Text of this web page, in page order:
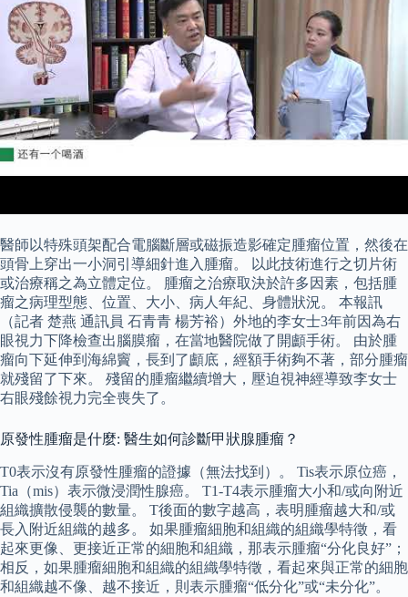
醫師以特殊頭架配合電腦斷層或磁振造影確定腫瘤位置，然後在
頭骨上穿出一小洞引導細針進入腫瘤。 以此技術進行之切片術
或治療稱之為立體定位。 腫瘤之治療取決於許多因素，包括腫
瘤之病理型態、位置、大小、病人年紀、身體狀況。 本報訊
（記者 楚燕 通訊員 石青青 楊芳裕）外地的李女士3年前因為右
眼視力下降檢查出腦膜瘤，在當地醫院做了開顱手術。 由於腫
瘤向下延伸到海綿竇，長到了顱底，經額手術夠不著，部分腫瘤
就殘留了下來。 殘留的腫瘤繼續增大，壓迫視神經導致李女士
右眼殘餘視力完全喪失了。
原發性腫瘤是什麼: 醫生如何診斷甲狀腺腫瘤？
T0表示沒有原發性腫瘤的證據（無法找到）。 Tis表示原位癌，
Tia（mis）表示微浸潤性腺癌。 T1-T4表示腫瘤大小和/或向附近
組織擴散侵襲的數量。 T後面的數字越高，表明腫瘤越大和/或
長入附近組織的越多。 如果腫瘤細胞和組織的組織學特徵，看
起來更像、更接近正常的細胞和組織，那表示腫瘤“分化良好”；
相反，如果腫瘤細胞和組織的組織學特徵，看起來與正常的細胞
和組織越不像、越不接近，則表示腫瘤“低分化”或“未分化”。